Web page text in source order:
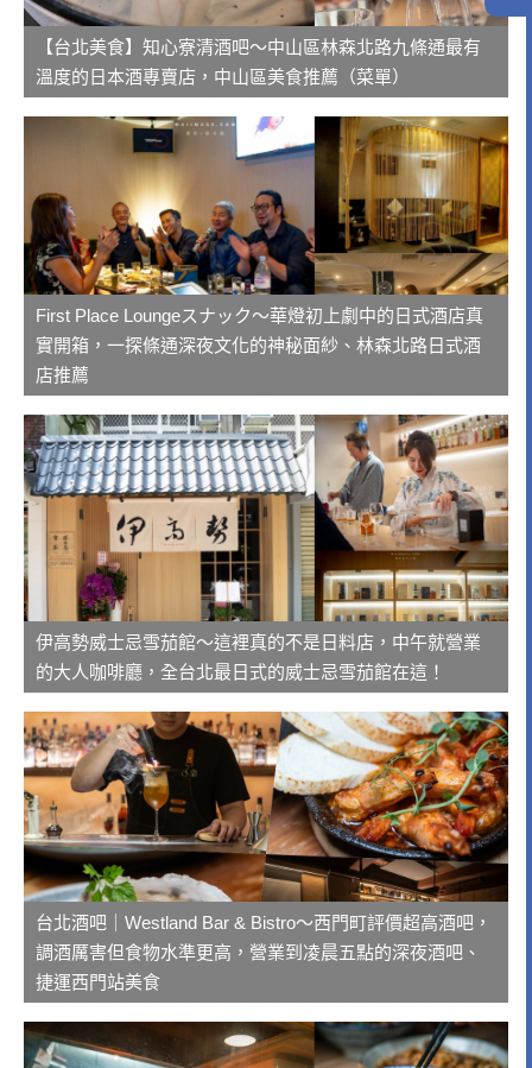
【台北美食】知心寮清酒吧～中山區林森北路九條通最有
溫度的日本酒專賣店，中山區美食推薦（菜單）
First Place Loungeスナック～華燈初上劇中的日式酒店真
實開箱，一探條通深夜文化的神秘面紗、林森北路日式酒
店推薦
伊高勢威士忌雪茄館～這裡真的不是日料店，中午就營業
的大人咖啡廳，全台北最日式的威士忌雪茄館在這！
台北酒吧｜Westland Bar & Bistro～西門町評價超高酒吧，
調酒厲害但食物水準更高，營業到凌晨五點的深夜酒吧、
捷運西門站美食